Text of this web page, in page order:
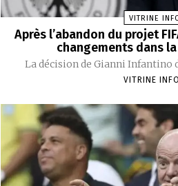
VITRINE
Après l’abandon du projet
changements dans
La décision de Gianni Infantino
VITRINE